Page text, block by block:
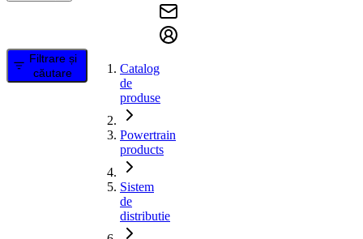
Filtrare și
căutare
Catalog
de
produse
Powertrain
products
Sistem
de
distributie